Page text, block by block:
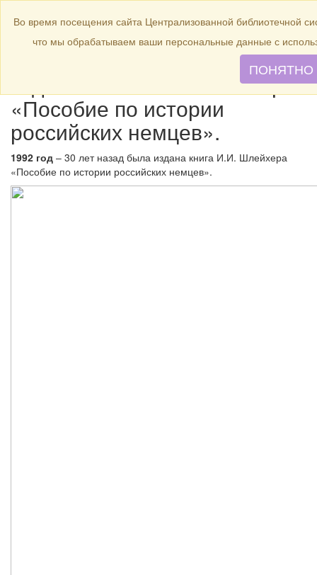
Toggle
navigation
БИБЛИОТЕКА
1992 год – 30 лет назад была
издана книга И.И. Шлейхера
«Пособие по истории
российских немцев».
1992 год – 30 лет назад была издана книга И.И. Шлейхера
«Пособие по истории российских немцев».
Во время посещения сайта Централизованной библиотечной
что мы обрабатываем ваши персональные данные с
ПОНЯТНО